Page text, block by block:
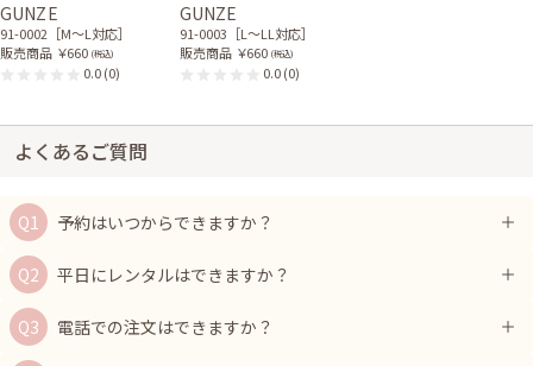
GUNZE
91-0002［M〜L対応］
販売商品 ￥660 (税込)
0.0(0)
GUNZE
91-0003［L〜LL対応］
販売商品 ￥660 (税込)
0.0(0)
よくあるご質問
予約はいつからできますか？
平日にレンタルはできますか？
電話での注文はできますか？